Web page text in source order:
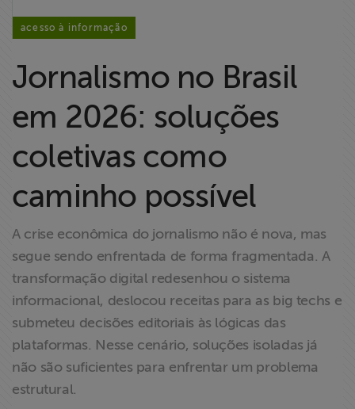
Expressão
Projetos
Proteção Legal
e Litigância
Documentários
dos
Homenageados
Associe-se
Doe para
ABRAJI
>> Conteúdo
acesso à informação
Jornalismo no Brasil
em 2026: soluções
coletivas como
caminho possível
A crise econômica do jornalismo não é nova, mas
segue sendo enfrentada de forma fragmentada. A
transformação digital redesenhou o sistema
informacional, deslocou receitas para as big techs e
submeteu decisões editoriais às lógicas das
plataformas. Nesse cenário, soluções isoladas já
não são suficientes para enfrentar um problema
estrutural.